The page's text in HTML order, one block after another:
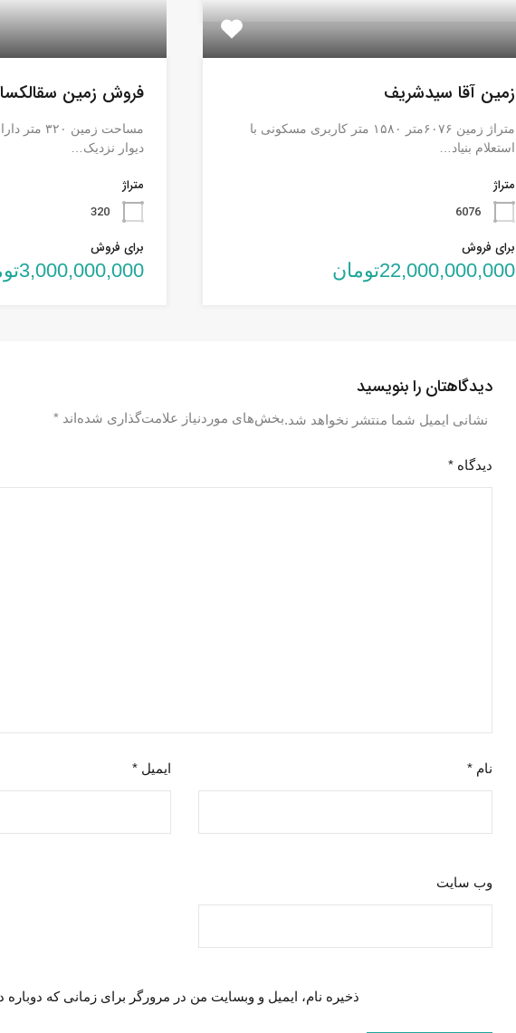
زمین آقا سیدشریف
متراژ زمین ۶۰۷۶متر ۱۵۸۰ متر کاربری مسکونی با
استعلام بنیاد…
متراژ
6076
برای فروش
22,000,000,000تومان
فروش زمین
مساحت
دیوار نزدیک…
متراژ
320
برای فروش
3,000,000,000تومان
دیدگاهتان را بنویسید
نشانی ایمیل شما منتشر نخواهد شد.بخش‌های موردنیاز علامت‌گذاری شده‌اند*
دیدگاه*
نام* ایمیل*
وب‌ سایت
ذخیره نام، ایمیل و وبسایت من در مرورگر برای زمانی که